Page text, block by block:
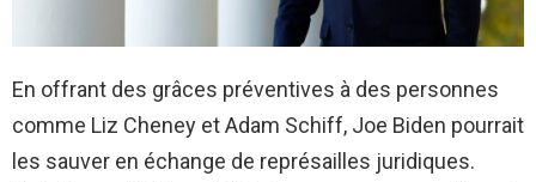
En offrant des grâces préventives à des personnes
comme Liz Cheney et Adam Schiff, Joe Biden pourrait
les sauver en échange de représailles juridiques.